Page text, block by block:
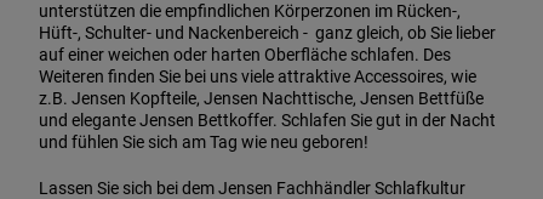
unterstützen die empfindlichen Körperzonen im Rücken-,
Hüft-, Schulter- und Nackenbereich - ganz gleich, ob Sie lieber
auf einer weichen oder harten Oberfläche schlafen. Des
Weiteren finden Sie bei uns viele attraktive Accessoires, wie
z.B. Jensen Kopfteile, Jensen Nachttische, Jensen Bettfüße
und elegante Jensen Bettkoffer. Schlafen Sie gut in der Nacht
und fühlen Sie sich am Tag wie neu geboren!
Lassen Sie sich bei dem Jensen Fachhändler Schlafkultur